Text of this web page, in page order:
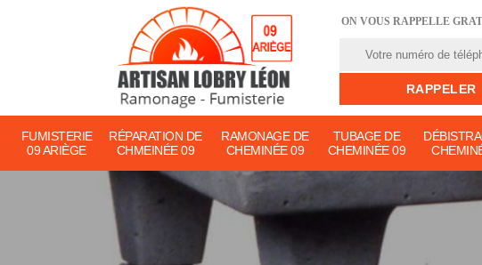
ON VOUS RAPPELLE
FUMISTERIE
09 ARIÈGE
RÉPARATION DE
CHMEINÉE 09
RAMONAGE DE
CHEMINÉE 09
TUBAGE DE
CHEMINÉE 09